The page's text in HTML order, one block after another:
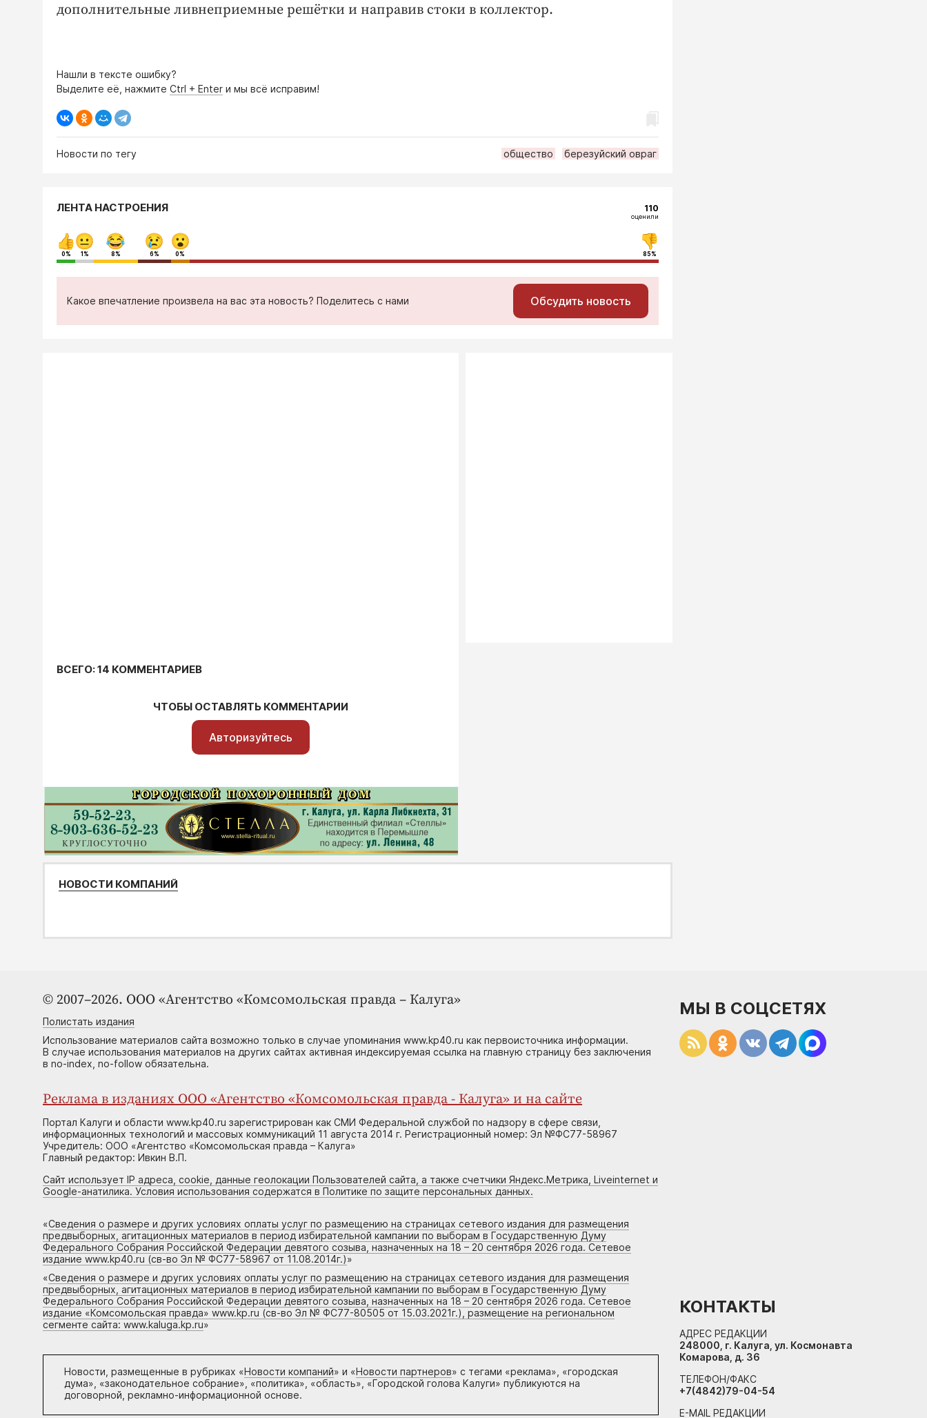
дополнительные ливнеприемные решётки и направив стоки в коллектор.
Нашли в тексте ошибку?
Выделите её, нажмите Ctrl + Enter и мы всё исправим!
Новости по тегу общество березуйский овраг
ЛЕНТА НАСТРОЕНИЯ 110
оценили
0% 1% 8% 6% 0% 85%
Какое впечатление произвела на вас эта новость? Поделитесь с нами Обсудить новость
ВСЕГО: 14 КОММЕНТАРИЕВ
ЧТОБЫ ОСТАВЛЯТЬ КОММЕНТАРИИ
Авторизуйтесь
НОВОСТИ КОМПАНИЙ
© 2007–2026. ООО «Агентство «Комсомольская правда – Калуга»
Полистать издания
Использование материалов сайта возможно только в случае упоминания www.kp40.ru как первоисточника информации.
В случае использования материалов на других сайтах активная индексируемая ссылка на главную страницу без заключения
в no-index, no-follow обязательна.
Реклама в изданиях ООО «Агентство «Комсомольская правда - Калуга» и на сайте
Портал Калуги и области www.kp40.ru зарегистрирован как СМИ Федеральной службой по надзору в сфере связи,
информационных технологий и массовых коммуникаций 11 августа 2014 г. Регистрационный номер: Эл №ФС77-58967
Учредитель: ООО «Агентство «Комсомольская правда – Калуга»
Главный редактор: Ивкин В.П.
Сайт использует IP адреса, cookie, данные геолокации Пользователей сайта, а также счетчики Яндекс.Метрика, Liveinternet и
Google-анатилика. Условия использования содержатся в Политике по защите персональных данных.
«Сведения о размере и других условиях оплаты услуг по размещению на страницах сетевого издания для размещения
предвыборных, агитационных материалов в период избирательной кампании по выборам в Государственную Думу
Федерального Собрания Российской Федерации девятого созыва, назначенных на 18 – 20 сентября 2026 года. Сетевое
издание www.kp40.ru (св-во Эл № ФС77-58967 от 11.08.2014г.)»
«Сведения о размере и других условиях оплаты услуг по размещению на страницах сетевого издания для размещения
предвыборных, агитационных материалов в период избирательной кампании по выборам в Государственную Думу
Федерального Собрания Российской Федерации девятого созыва, назначенных на 18 – 20 сентября 2026 года. Сетевое
издание «Комсомольская правда» www.kp.ru (св-во Эл № ФС77-80505 от 15.03.2021г.), размещение на региональном
сегменте сайта: www.kaluga.kp.ru»
Новости, размещенные в рубриках «Новости компаний» и «Новости партнеров» с тегами «реклама», «городская
дума», «законодательное собрание», «политика», «область», «Городской голова Калуги» публикуются на
договорной, рекламно-информационной основе.
МЫ В СОЦСЕТЯХ
КОНТАКТЫ
АДРЕС РЕДАКЦИИ
248000, г. Калуга, ул. Космонавта
Комарова, д. 36
ТЕЛЕФОН/ФАКС
+7(4842)79-04-54
E-MAIL РЕДАКЦИИ